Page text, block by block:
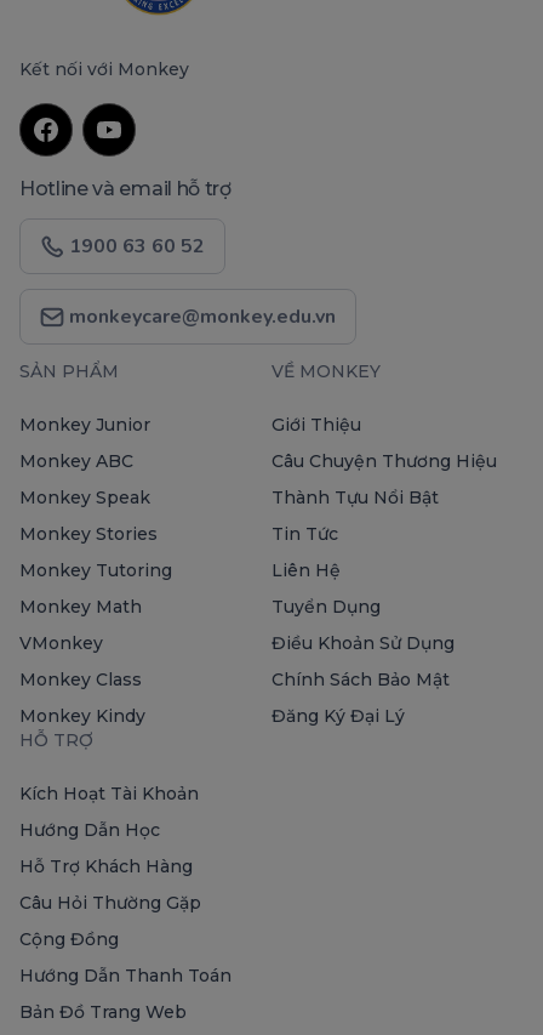
Kết nối với Monkey
Hotline và email hỗ trợ
1900 63 60 52
monkeycare@monkey.edu.vn
SẢN PHẨM
Monkey Junior
Monkey ABC
Monkey Speak
Monkey Stories
Monkey Tutoring
Monkey Math
VMonkey
Monkey Class
Monkey Kindy
VỀ MONKEY
Giới Thiệu
Câu Chuyện Thương Hiệu
Thành Tựu Nổi Bật
Tin Tức
Liên Hệ
Tuyển Dụng
Điều Khoản Sử Dụng
Chính Sách Bảo Mật
Đăng Ký Đại Lý
HỖ TRỢ
Kích Hoạt Tài Khoản
Hướng Dẫn Học
Hỗ Trợ Khách Hàng
Câu Hỏi Thường Gặp
Cộng Đồng
Hướng Dẫn Thanh Toán
Bản Đồ Trang Web